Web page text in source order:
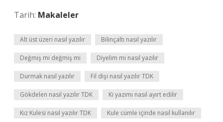
Tarih: Makaleler
Alt üst üzeri nasıl yazılır Bilinçaltı nasıl yazılır
Değmiş mi değmiş mi Diyelim mi nasıl yazılır
Durmak nasıl yazılır Fil dişi nasıl yazılır TDK
Gökdelen nasıl yazılır TDK Ki yazımı nasıl ayırt edilir
Kız Kulesi nasıl yazılır TDK Kule cümle içinde nasıl kullanılır